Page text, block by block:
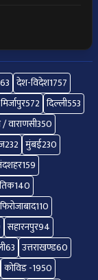
देश-विदेश1757
मिर्जापुर572 दिल्ली553
वाराणसी350
232 मुंबई230
159
140
फिरोजाबाद110
सहारनपुर94
63 उत्तराखण्ड60
कोविड -1950